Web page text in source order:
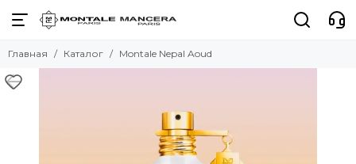
Главная Каталог Montale Nepal Aoud